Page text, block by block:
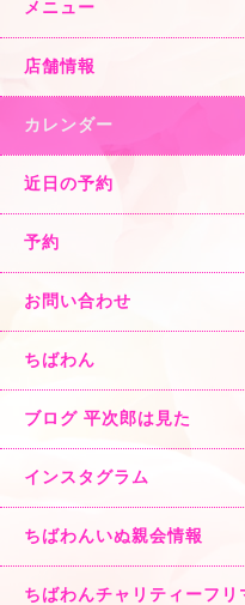
メニュー
店舗情報
カレンダー
近日の予約
予約
お問い合わせ
ちばわん
ブログ 平次郎は見た
インスタグラム
ちばわんいぬ親会情報
ちばわんチャリティーフリ